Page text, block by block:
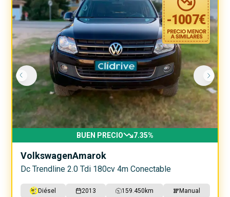
-1007€
BUEN PRECIO 7.35%
VolkswagenAmarok
Dc Trendline 2.0 Tdi 180cv 4m Conectable
Diésel 2013 159.450 km Manual